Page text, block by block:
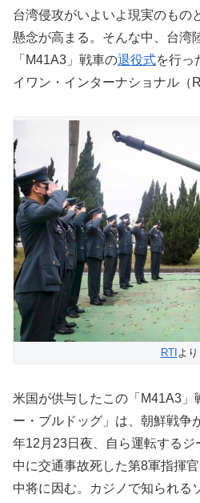
台湾侵攻がいよいよ現実のもの
懸念が高まる。そんな中、台湾
「M41A3」戦車の退役式を行っ
イワン・インターナショナル（
RTI より
米国が供与したこの「M41A3」
ー・ブルドッグ」は、朝鮮戦争
年12月23日夜、自ら運転する
中に交通事故死した第8軍指揮
中将に因む。カジノで知られる